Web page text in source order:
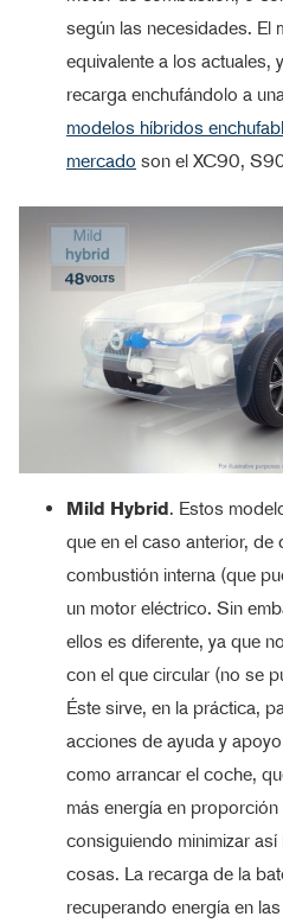
según las necesidades. El
equivalente a los actuales,
recarga enchufándolo a
modelos híbridos
mercado son el XC90,
Mild Hybrid. Estos
que en el caso anterior,
combustión interna (que
un motor eléctrico. Sin
ellos es diferente, ya que
con el que circular (no se
Éste sirve, en la práctica,
acciones de ayuda y
como arrancar el coche,
más energía en
consiguiendo minimizar
cosas. La recarga de la
recuperando energía en